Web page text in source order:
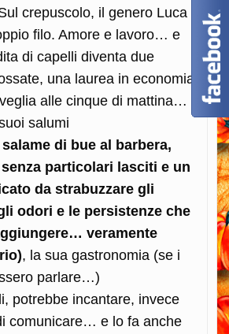
crepuscolo, il genero Luca
filo. Amore e lavoro… e
di capelli diventa due
una laurea in economia
alle cinque di mattina…
salumi
di bue al barbera,
particolari lasciti e un
da strabuzzare gli
odori e le persistenze che
veramente
, la sua gastronomia (se i
parlare…)
potrebbe incantare, invece
comunicare… e lo fa anche